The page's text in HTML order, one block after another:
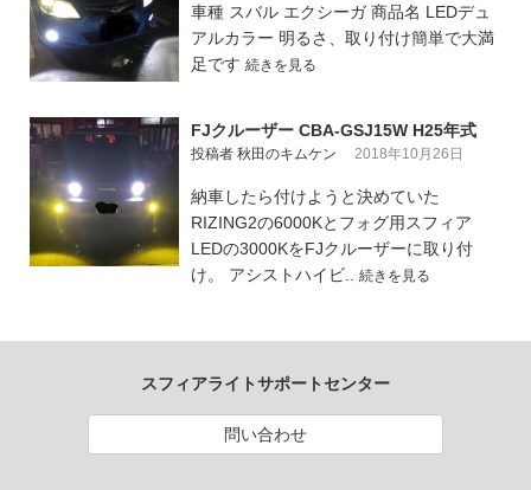
車種 スバル エクシーガ 商品名 LEDデュ
アルカラー 明るさ、取り付け簡単で大満
足です 続きを見る
FJクルーザー CBA-GSJ15W H25年式
投稿者 秋田のキムケン 2018年10月26日
納車したら付けようと決めていた
RIZING2の6000Kとフォグ用スフィア
LEDの3000KをFJクルーザーに取り付
け。 アシストハイビ.. 続きを見る
スフィアライトサポートセンター
問い合わせ